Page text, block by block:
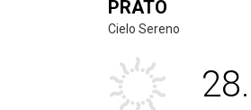
PRATO
Cielo Sereno